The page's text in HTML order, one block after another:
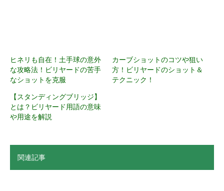
ヒネリも自在！土手球の意外
な攻略法！ビリヤードの苦手
なショットを克服
カーブショットのコツや狙い
方！ビリヤードのショット＆
テクニック！
【スタンディングブリッジ】
とは？ビリヤード用語の意味
や用途を解説
関連記事